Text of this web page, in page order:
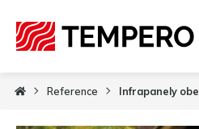
Reference